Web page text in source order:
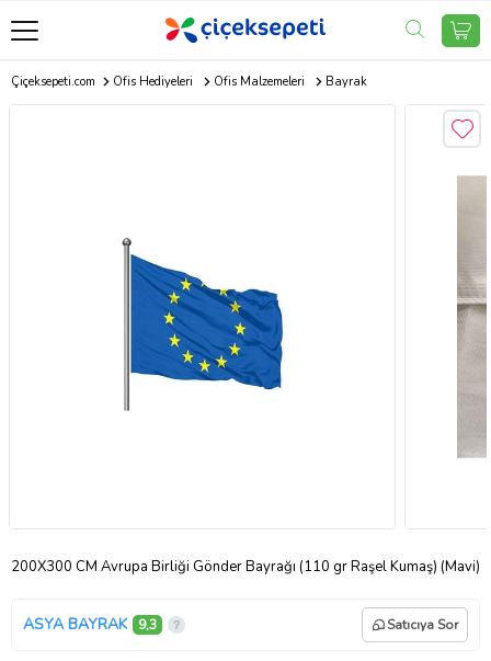
Çiçeksepeti.com Ofis Hediyeleri Ofis Malzemeleri Bayrak
200X300 CM Avrupa Birliği Gönder Bayrağı (110 gr Raşel Kumaş) (Mavi)
ASYA BAYRAK 9,3 Satıcıya Sor